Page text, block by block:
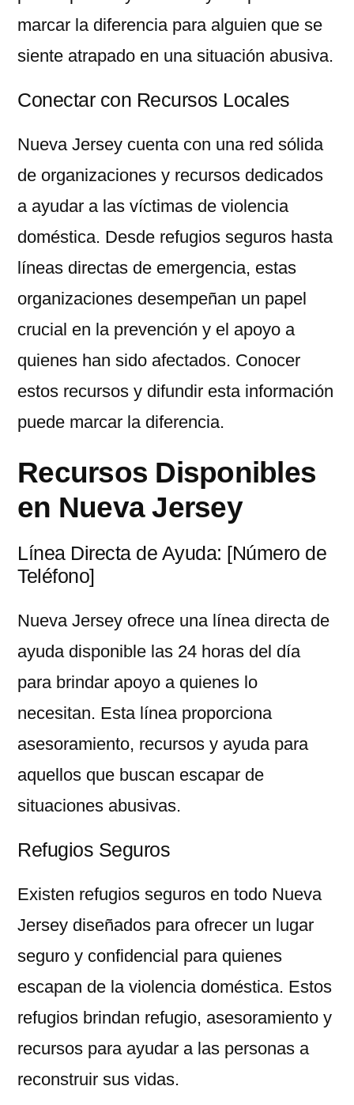
marcar la diferencia para alguien que se
siente atrapado en una situación abusiva.
Conectar con Recursos Locales
Nueva Jersey cuenta con una red sólida
de organizaciones y recursos dedicados
a ayudar a las víctimas de violencia
doméstica. Desde refugios seguros hasta
líneas directas de emergencia, estas
organizaciones desempeñan un papel
crucial en la prevención y el apoyo a
quienes han sido afectados. Conocer
estos recursos y difundir esta información
puede marcar la diferencia.
Recursos Disponibles
en Nueva Jersey
Línea Directa de Ayuda: [Número de
Teléfono]
Nueva Jersey ofrece una línea directa de
ayuda disponible las 24 horas del día
para brindar apoyo a quienes lo
necesitan. Esta línea proporciona
asesoramiento, recursos y ayuda para
aquellos que buscan escapar de
situaciones abusivas.
Refugios Seguros
Existen refugios seguros en todo Nueva
Jersey diseñados para ofrecer un lugar
seguro y confidencial para quienes
escapan de la violencia doméstica. Estos
refugios brindan refugio, asesoramiento y
recursos para ayudar a las personas a
reconstruir sus vidas.